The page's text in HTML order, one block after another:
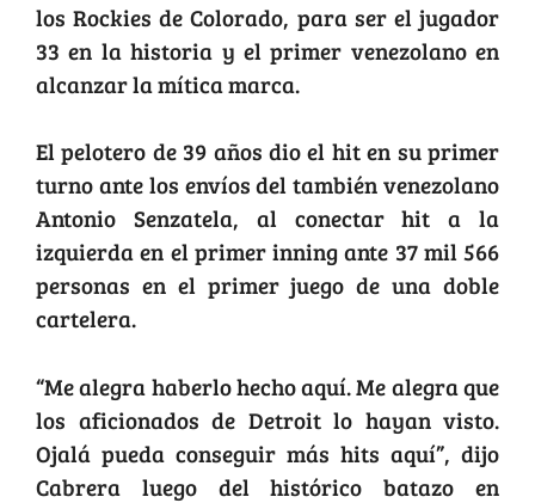
los Rockies de Colorado, para ser el jugador
33 en la historia y el primer venezolano en
alcanzar la mítica marca.
El pelotero de 39 años dio el hit en su primer
turno ante los envíos del también venezolano
Antonio Senzatela, al conectar hit a la
izquierda en el primer inning ante 37 mil 566
personas en el primer juego de una doble
cartelera.
“Me alegra haberlo hecho aquí. Me alegra que
los aficionados de Detroit lo hayan visto.
Ojalá pueda conseguir más hits aquí”, dijo
Cabrera luego del histórico batazo en